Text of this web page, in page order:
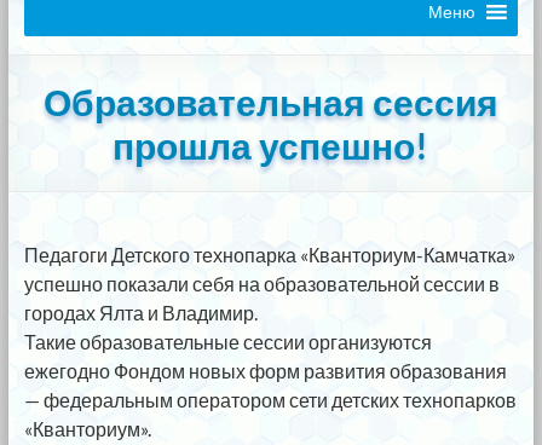
Меню
Образовательная сессия
прошла успешно!
Педагоги Детского технопарка «Кванториум-Камчатка»
успешно показали себя на образовательной сессии в
городах Ялта и Владимир.
Такие образовательные сессии организуются
ежегодно Фондом новых форм развития образования
— федеральным оператором сети детских технопарков
«Кванториум».